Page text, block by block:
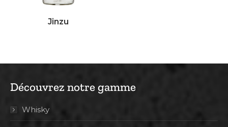
Jinzu
Découvrez notre gamme
Whisky